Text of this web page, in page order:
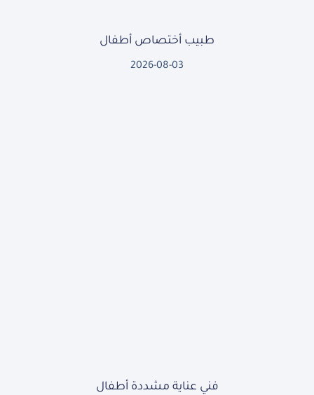
طبيب أختصاص أطفال
2026-08-03
فني عناية مشددة أطفال